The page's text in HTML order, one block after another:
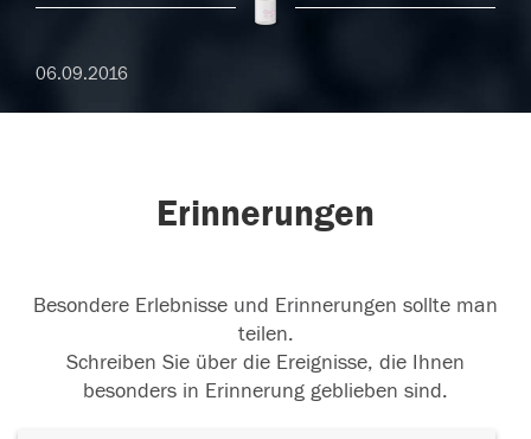
06.09.2016
Erinnerungen
Besondere Erlebnisse und Erinnerungen sollte man
teilen.
Schreiben Sie über die Ereignisse, die Ihnen
besonders in Erinnerung geblieben sind.